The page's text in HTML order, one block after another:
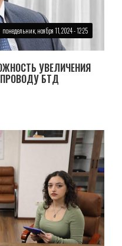
понедельник, ноября 11, 2024 - 12:25
УВЕЛИЧЕНИЯ
БТД